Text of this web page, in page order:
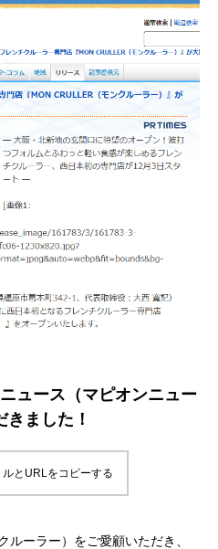
ュース（マピオンニュー
ました！
とURLをコピーする
ルーラー）をご愛顧いただき、